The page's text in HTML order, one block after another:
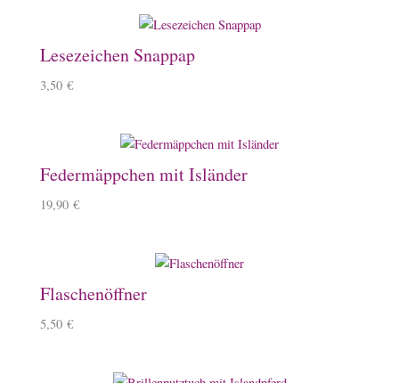
Lesezeichen Snappap
3,50 €
Federmäppchen mit Isländer
19,90 €
Flaschenöffner
5,50 €